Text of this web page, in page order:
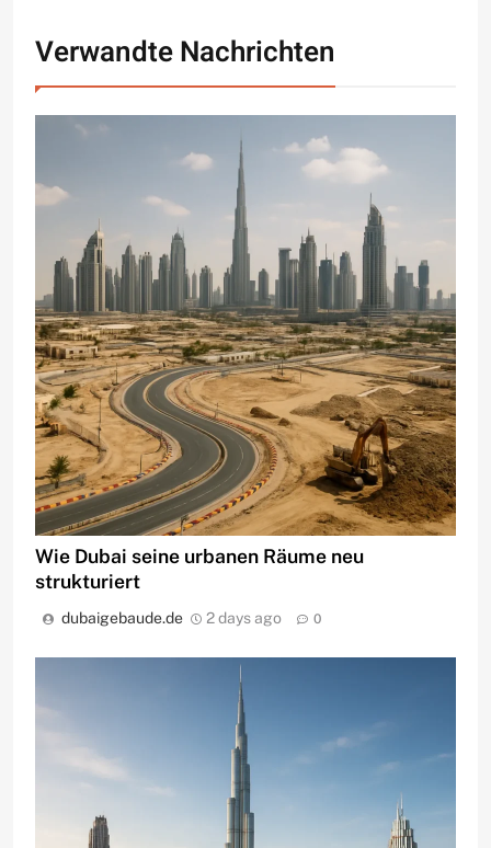
Verwandte Nachrichten
Wie Dubai seine urbanen Räume neu
strukturiert
dubaigebaude.de 2 days ago 0